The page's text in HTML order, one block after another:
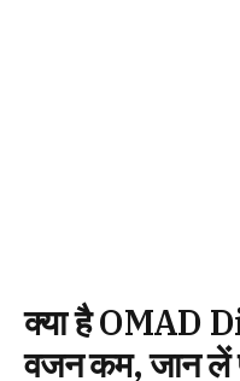
क्या है OMAD
वजन कम, जान लें